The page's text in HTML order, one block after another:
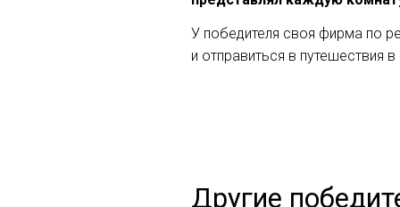
У победителя своя фирма по
и отправиться в путешествия
Другие